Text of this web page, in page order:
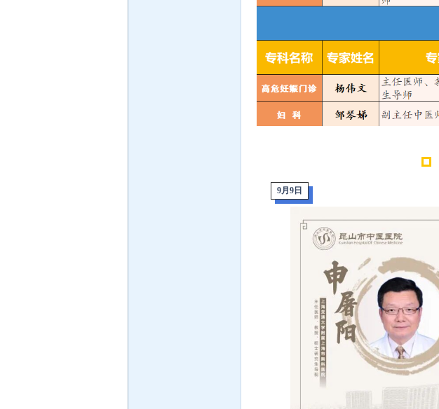
9月9 日